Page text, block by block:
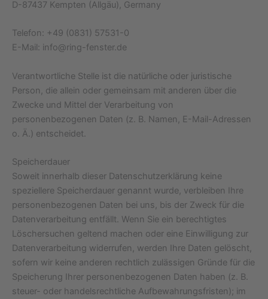
D-87437 Kempten (Allgäu), Germany
Telefon: +49 (0831) 57531-0
E-Mail: info@ring-fenster.de
Verantwortliche Stelle ist die natürliche oder juristische
Person, die allein oder gemeinsam mit anderen über die
Zwecke und Mittel der Verarbeitung von
personenbezogenen Daten (z. B. Namen, E-Mail-Adressen
o. Ä.) entscheidet.
Speicherdauer
Soweit innerhalb dieser Datenschutzerklärung keine
speziellere Speicherdauer genannt wurde, verbleiben Ihre
personenbezogenen Daten bei uns, bis der Zweck für die
Datenverarbeitung entfällt. Wenn Sie ein berechtigtes
Löschersuchen geltend machen oder eine Einwilligung zur
Datenverarbeitung widerrufen, werden Ihre Daten gelöscht,
sofern wir keine anderen rechtlich zulässigen Gründe für die
Speicherung Ihrer personenbezogenen Daten haben (z. B.
steuer- oder handelsrechtliche Aufbewahrungsfristen); im